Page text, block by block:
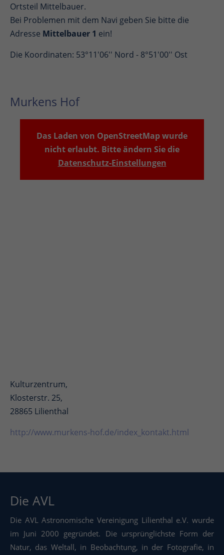
Ortsteil Mittelbauer.
Bei Problemen mit dem Navi geben Sie bitte die
Adresse Mittelbauer 1 ein!
Die Koordinaten: 53°11'06'' Nord - 8°51'00'' Ost
Murkens Hof
Das Laden von OpenStreetMap wurde
nicht erlaubt. Bitte ändern Sie die
Datenschutz-Einstellungen
Kulturzentrum,
Klosterstr. 25,
28865 Lilienthal
http://www.murkens-hof.de/index_kontakt.html
Die AVL
Die AVL Astronomische Vereinigung Lilienthal e.V. wurde
im Juni 2000 gegründet. Die ursprünglichste Form der
Natur, das Weltall, in Beobachtung, in der Fotografie, in